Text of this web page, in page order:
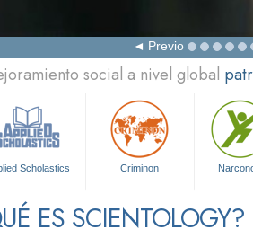
Previo
social a nivel global
Scholastics Criminon
ES SCIENTOLOGY?